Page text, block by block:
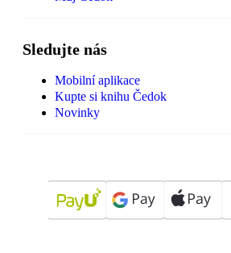
Sledujte nás
Mobilní aplikace
Kupte si knihu Čedok
Novinky